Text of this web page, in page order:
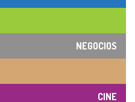
NEGOCIOS
CINE